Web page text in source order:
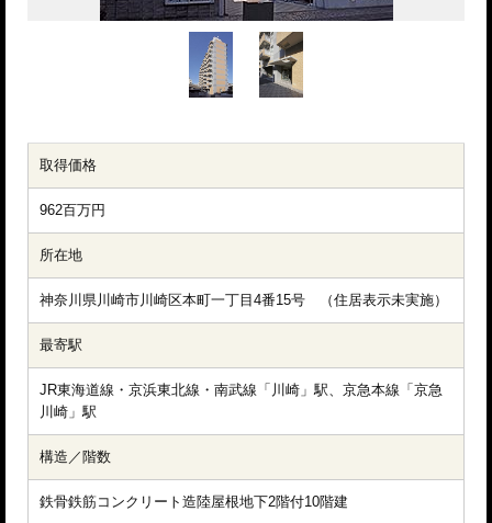
取得価格
962百万円
所在地
神奈川県川崎市川崎区本町一丁目4番15号　（住居表示未実施）
最寄駅
JR東海道線・京浜東北線・南武線「川崎」駅、京急本線「京急
川崎」駅
構造／階数
鉄骨鉄筋コンクリート造陸屋根地下2階付10階建